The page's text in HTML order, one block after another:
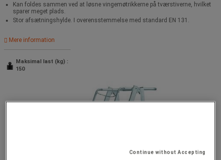
Kan foldes sammen ved at løsne vingemøtrikkerne på tværstiverne, hvilket
sparer meget plads.
Stor afsætningshylde. I overensstemmelse med standard EN 131.
Mere information
Maksimal last (kg) :
150
Continue without Accepting